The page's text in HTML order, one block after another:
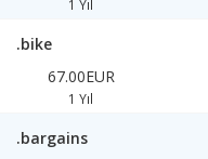
1 Yıl
.bike
67.00EUR
1 Yıl
.bargains